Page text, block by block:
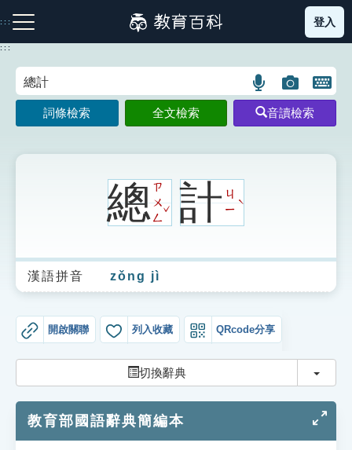
到
主
:::
注音索引圖示 筆畫索引圖示 部首索引表圖示
生字詞彙表
成語故事
索引選單
單字索引
登入
:::
語
言
搜
圖
片
搜
開
鍵
圖
詞條檢索 全文檢索 音讀檢索
總ㄗ
ㄨ
ㄥ
ˇ計ㄐ
ㄧ
ˋ
漢語拼音 zǒng jì
開啟關聯 列入收藏 QRcode分享
切換辭典 切換
教育部國語辭典簡編本